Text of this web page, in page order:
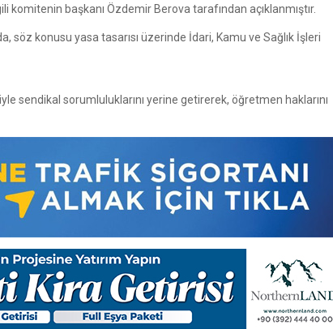
başkanı Özdemir Berova tarafından açıklanmıştır.
söz konusu yasa tasarısı üzerinde İdari, Kamu ve Sağlık İşleri
sendikal sorumluluklarını yerine getirerek, öğretmen haklarını